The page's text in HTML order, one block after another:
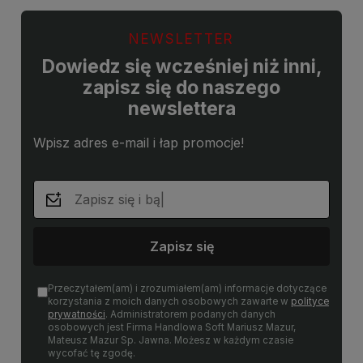
NEWSLETTER
Dowiedz się wcześniej niż inni,
zapisz się do naszego
newslettera
Wpisz adres e-mail i łap promocje!
Zapisz się
Przeczytałem(am) i zrozumiałem(am) informacje dotyczące
korzystania z moich danych osobowych zawarte w polityce
prywatności. Administratorem podanych danych
osobowych jest Firma Handlowa Soft Mariusz Mazur,
Mateusz Mazur Sp. Jawna. Możesz w każdym czasie
wycofać tę zgodę.